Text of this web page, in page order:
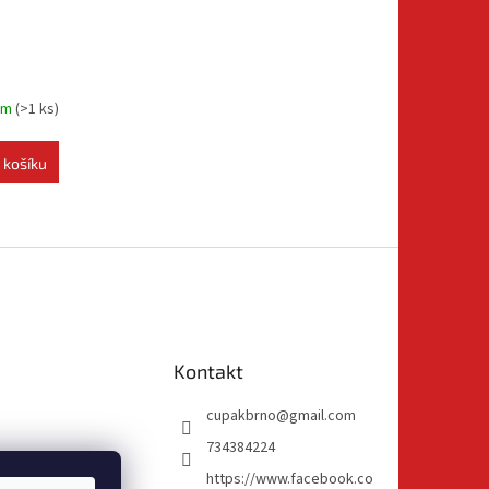
(>1 ks)
košíku
Kontakt
cupakbrno@gmail.com
734384224
https://www.facebook.co